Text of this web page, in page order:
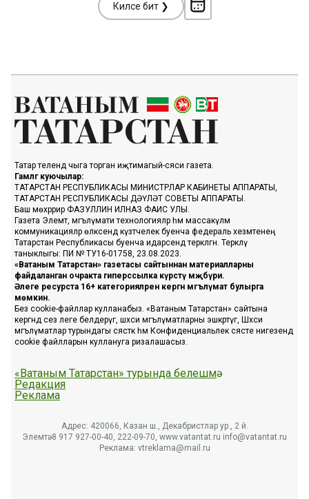
Киләсе бит ❯
Татар телендә чыга торган иҗтимагый-сәяси газета.
Гамәлгә куючылар:
ТАТАРСТАН РЕСПУБЛИКАСЫ МИНИСТРЛАР КАБИНЕТЫ АППАРАТЫ,
ТАТАРСТАН РЕСПУБЛИКАСЫ ДӘҮЛӘТ СОВЕТЫ АППАРАТЫ.
Баш мөхәррир ФАЗУЛЛИН ИЛНАЗ ФАИС УЛЫ.
Газета Элемтә, мәгълүмати технологияләр һәм массакүләм
коммуникацияләр өлкәсендә күзәтчелек буенча федераль хезмәтенең
Татарстан Республикасы буенча идарәсендә теркәлгән. Теркәлү
таныклыгы: ПИ № ТУ16-01758, 23.08.2023.
«Ватаным Татарстан» газетасы сайтыннан материалларны
файдаланган очракта гиперссылка күрсәтү мәҗбүри.
Әлеге ресурста 16+ категорияләренә кергән мәгълүмат булырга
мөмкин.
Без cookie-файллар кулланабыз. «Ватаным Татарстан» сайтына
кергәндә сез әлеге белдерүгә, шәхси мәгълүматларны эшкәртүгә, Шәхси
мәгълүматлар турындагы сәясәткә һәм Конфиденциальлек сәясәте нигезендә
cookie файлларын куллануга ризалашасыз.
«Ватаным Татарстан» турында белешмә
Редакция
Реклама
Адрес: 420066, Казан ш., Декабристлар ур., 2 й.
Элемтә: 8 917 927-00-40, 222-09-70, www.vatantat.ru info@vatantat.ru
Реклама: vtreklama@mail.ru